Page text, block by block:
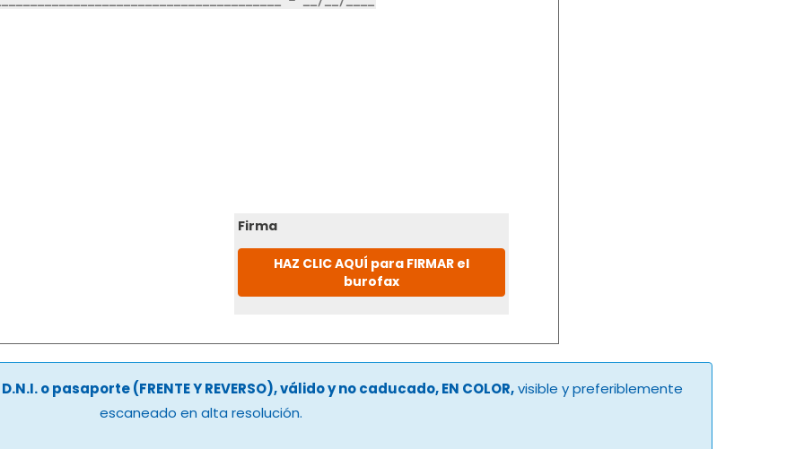
Firma
HAZ CLIC AQUÍ para FIRMAR el
burofax
D.N.I. o pasaporte (FRENTE Y REVERSO), válido y no caducado, EN COLOR,visible y preferiblemente
escaneado en alta resolución.